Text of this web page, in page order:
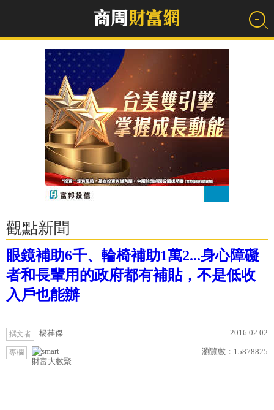
觀點新聞
眼鏡補助6千、輪椅補助1萬2...身心障礙
者和長輩用的政府都有補貼，不是低收
入戶也能辦
撰文者 楊荏傑 2016.02.02
專欄
財富大數聚
瀏覽數： 15878825